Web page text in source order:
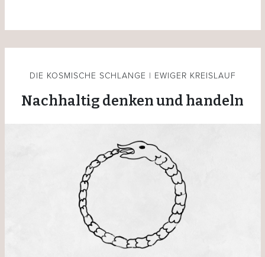
DIE KOSMISCHE SCHLANGE | EWIGER KREISLAUF
Nachhaltig denken und handeln